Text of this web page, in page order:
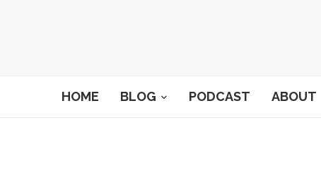
HOME BLOG PODCAST ABOUT